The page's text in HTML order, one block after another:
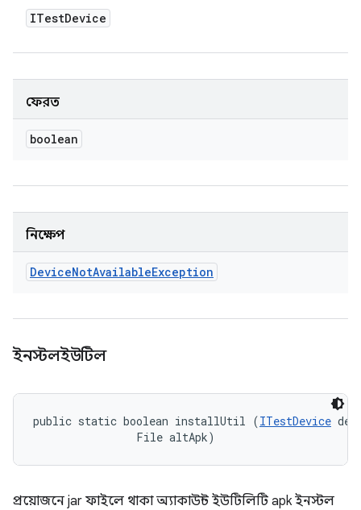
ITestDevice
ফেরত
boolean
নিক্ষেপ
DeviceNotAvailableException
ইনস্টলইউটিল
public static boolean installUtil (ITestDevice
                File altApk)
প্রয়োজনে jar ফাইলে থাকা অ্যাকাউন্ট ইউটিলিটি apk ইনস্টল